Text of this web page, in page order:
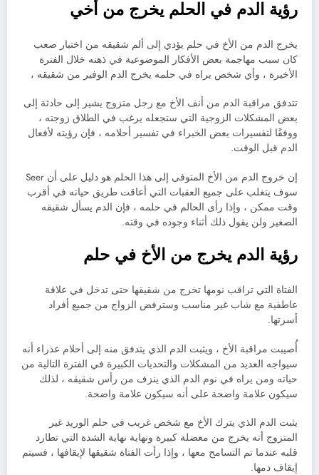
رؤية الدم في الحلم يخرج من أخي
يخرج الدم من الأخ في حلم يؤدي إلى ألم شقيقه من اختبار صعب
كان سبب مهاجمة بعض الأفكار الموضوعية في ذهنه خلال الفترة
الأخيرة ، وأي شخص يراه في حلمه يخرج الدم الوفير من شقيقه ،
تتدفق مراقبة الدم من أنف الأخ مع رجل متزوج يشير إلى حادثة إلى
بعض المشكلات الزوجية التي ستجعله يرغب في الطلاق زوجته ،
ووفقًا لتفسيرات بعض الخبراء في تفسير أحلامه ، فإن رؤيته لأفعال
الدم قبل الوقت.
إن خروج الدم من الأخ المتوفى إلى هذا الحلم هو دليل على أن Seer
سوف يتغلب على جميع العقبات التي أعاقت طريق حياته في أقرب
وقت ممكن ، وإذا رأى الحالم في حلمه ، فإن الدم يسأل شقيقه
الصغير ولن يقول ذلك أثناء وجوده في وقته.
رؤية الدم يخرج من الأخ في حلم
الفتاة التي تراقب نومها تخرج من شقيقها حتى تدخل في علاقة
عاطفية مع شاب غير مناسب وسترفض الزواج من جميع أفراد
أسرتها.
أُصيبت مراقبة الأخ ، ويثبت الدم الذي يتدفق منه إلى أحلام عذراء أنه
سيواجه العديد من المشكلات والتحديات الكبيرة في الفترة التالية من
حياته ومن يراه في نوم الدم الذي ينزف من رأس شقيقه ، لذلك
سيكون علامة واضحة على أنه سيكون علامة واضحة.
يثبت الدم الذي يترك الأخ مع شخص غريب في حلم الوريد غير
المتزوج أنه يخرج من معضلة كبيرة ونهاية نهاية الشدة التي تطارد
قلبه عندما تم التسامح معها ، وإذا رأت الفتاة شقيقها لإيقافها ، فسيتم
إيقاف دمها.